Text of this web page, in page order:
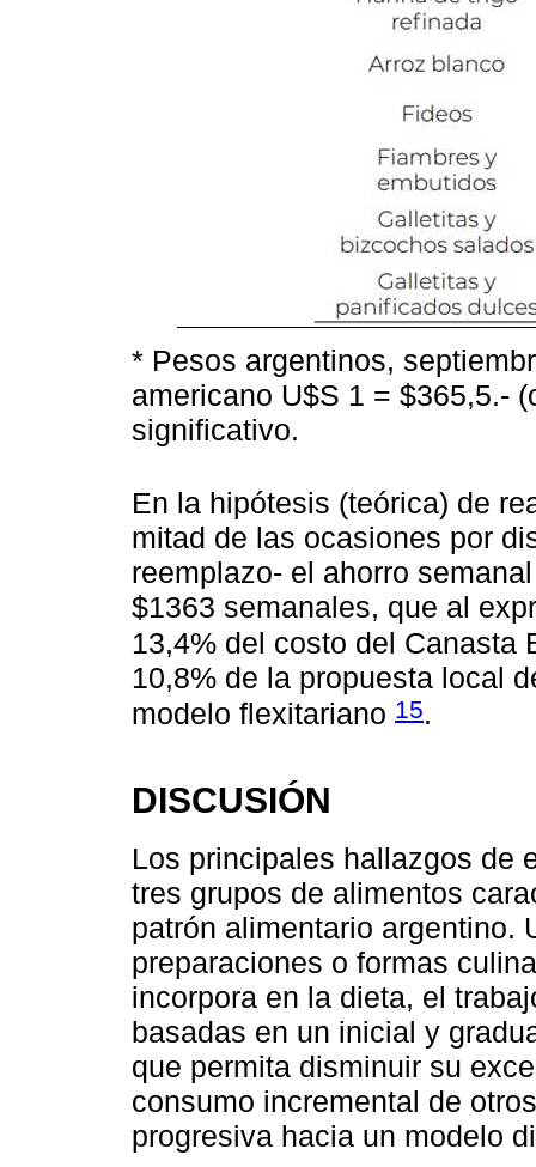
* Pesos argentinos,
americano U$S 1 = $365,5.-
significativo.
En la hipótesis (teórica) de
mitad de las ocasiones por
reemplazo- el ahorro
$1363 semanales, que al
13,4% del costo del
10,8% de la propuesta local
modelo flexitariano 15.
DISCUSIÓN
Los principales hallazgos de
tres grupos de alimentos
patrón alimentario argentino.
preparaciones o formas
incorpora en la dieta, el
basadas en un inicial y
que permita disminuir su
consumo incremental de
progresiva hacia un modelo